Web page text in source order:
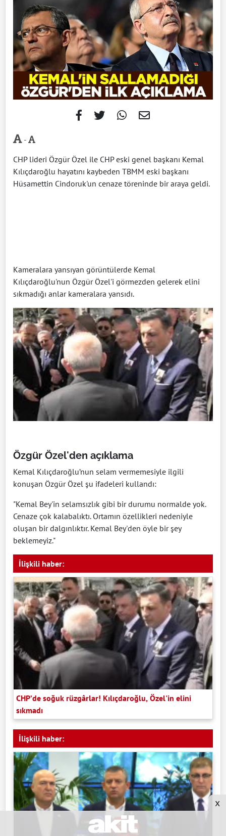
-
CHP lideri Özgür Özel ile CHP eski genel başkanı Kemal
Kılıçdaroğlu hayatını kaybeden TBMM eski başkanı
Hüsamettin Cindoruk'un cenaze töreninde bir araya geldi.
Kameralara yansıyan görüntülerde Kemal
Kılıçdaroğlu'nun Özgür Özel'i görmezden gelerek elini
sıkmadığı anlar kameralara yansıdı.
Özgür Özel'den açıklama
Kemal Kılıçdaroğlu’nun selam vermemesiyle ilgili
konuşan Özgür Özel şu ifadeleri kullandı:
"Kemal Bey'in selamsızlık gibi bir durumu normalde yok.
Cenaze çok kalabalıktı. Ortamın özellikleri nedeniyle
oluşan bir dalgınlıktır. Kemal Bey'den öyle bir şey
beklemeyiz."
İlişkili haber:
CHP’de soğuk rüzgârlar! Kılıçdaroğlu, Özel'in elini
sıkmadı
İlişkili haber:
x